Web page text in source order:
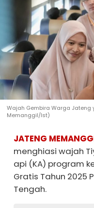
Wajah Gembira Warga Jateng
Memanggil/Ist)
JATENG
menghiasi wajah
api (KA) program
Gratis Tahun 2025
Tengah.